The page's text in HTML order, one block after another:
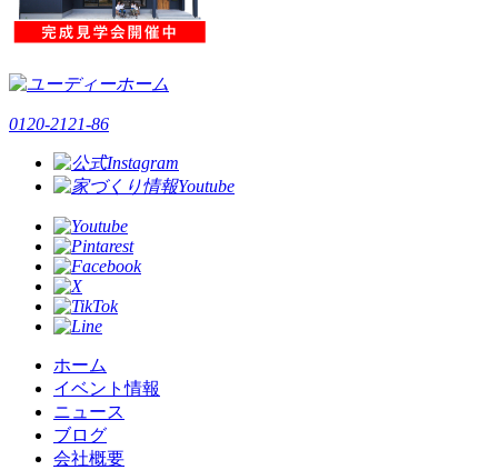
0120-2121-86
ホーム
イベント情報
ニュース
ブログ
会社概要